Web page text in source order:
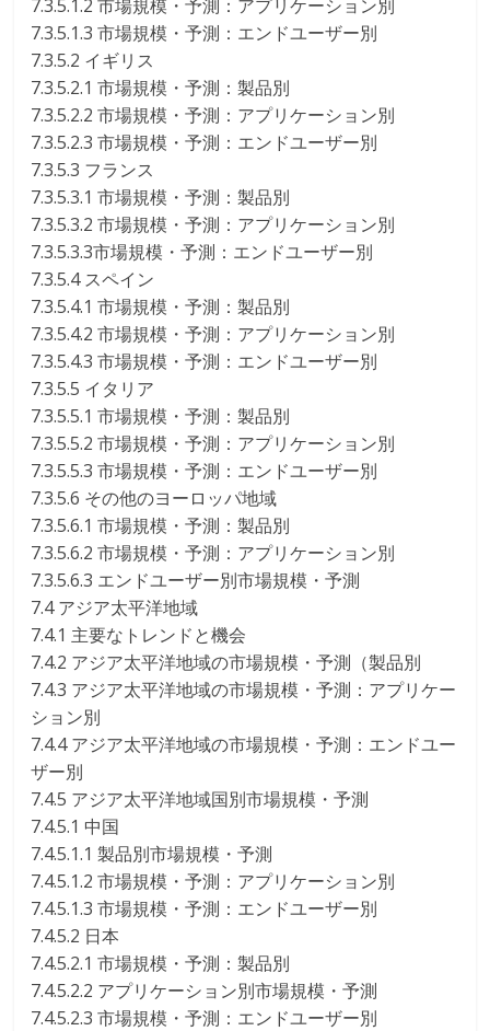
7.3.5.1.2 市場規模・予測：アプリケーション別
7.3.5.1.3 市場規模・予測：エンドユーザー別
7.3.5.2 イギリス
7.3.5.2.1 市場規模・予測：製品別
7.3.5.2.2 市場規模・予測：アプリケーション別
7.3.5.2.3 市場規模・予測：エンドユーザー別
7.3.5.3 フランス
7.3.5.3.1 市場規模・予測：製品別
7.3.5.3.2 市場規模・予測：アプリケーション別
7.3.5.3.3市場規模・予測：エンドユーザー別
7.3.5.4 スペイン
7.3.5.4.1 市場規模・予測：製品別
7.3.5.4.2 市場規模・予測：アプリケーション別
7.3.5.4.3 市場規模・予測：エンドユーザー別
7.3.5.5 イタリア
7.3.5.5.1 市場規模・予測：製品別
7.3.5.5.2 市場規模・予測：アプリケーション別
7.3.5.5.3 市場規模・予測：エンドユーザー別
7.3.5.6 その他のヨーロッパ地域
7.3.5.6.1 市場規模・予測：製品別
7.3.5.6.2 市場規模・予測：アプリケーション別
7.3.5.6.3 エンドユーザー別市場規模・予測
7.4 アジア太平洋地域
7.4.1 主要なトレンドと機会
7.4.2 アジア太平洋地域の市場規模・予測（製品別
7.4.3 アジア太平洋地域の市場規模・予測：アプリケー
ション別
7.4.4 アジア太平洋地域の市場規模・予測：エンドユー
ザー別
7.4.5 アジア太平洋地域国別市場規模・予測
7.4.5.1 中国
7.4.5.1.1 製品別市場規模・予測
7.4.5.1.2 市場規模・予測：アプリケーション別
7.4.5.1.3 市場規模・予測：エンドユーザー別
7.4.5.2 日本
7.4.5.2.1 市場規模・予測：製品別
7.4.5.2.2 アプリケーション別市場規模・予測
7.4.5.2.3 市場規模・予測：エンドユーザー別